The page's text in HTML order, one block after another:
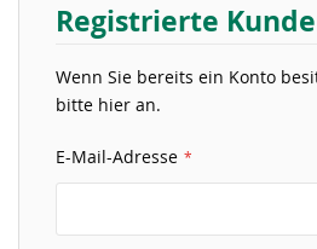
Registrierte
Wenn Sie bereits ein Konto
bitte hier an.
E-Mail-Adresse